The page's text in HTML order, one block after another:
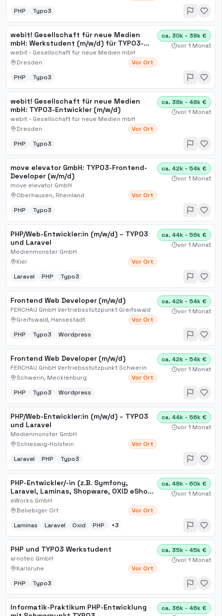
PHP Typo3
webit! Gesellschaft für neue Medien
mbH: Werkstudent (m/w/d) für TYPO3-
Entwicklung
webit - Gesellschaft für neue Medien mbH
Dresden
Vor Ort
ca. 30k - 38k €
vor 1 Monat
PHP Typo3
webit! Gesellschaft für neue Medien
mbH: TYPO3-Entwickler (m/w/d)
webit - Gesellschaft für neue Medien mbH
Dresden
Vor Ort
ca. 38k - 48k €
vor 1 Monat
PHP Typo3
move elevator GmbH: TYPO3-Frontend-
Developer (w/m/d)
move elevator GmbH
Oberhausen, Rheinland
Vor Ort
ca. 42k - 54k €
vor 1 Monat
PHP Typo3
PHP/Web-Entwickler:in (m/w/d) – TYPO3
und Laravel
Medienmonster GmbH
Kiel
Vor Ort
ca. 44k - 56k €
vor 1 Monat
Laravel PHP Typo3
Frontend Web Developer (m/w/d)
FERCHAU GmbH Vertriebsstützpunkt Greifswald
Greifswald, Hansestadt
Vor Ort
ca. 42k - 54k €
vor 1 Monat
PHP Typo3 Wordpress
Frontend Web Developer (m/w/d)
FERCHAU GmbH Vertriebsstützpunkt Schwerin
Schwerin, Mecklenburg
Vor Ort
ca. 42k - 54k €
vor 1 Monat
PHP Typo3 Wordpress
PHP/Web-Entwickler:in (m/w/d) – TYPO3
und Laravel
Medienmonster GmbH
Schleswig-Holstein
Vor Ort
ca. 44k - 56k €
vor 1 Monat
Laravel PHP Typo3
PHP-Entwickler/-in (z.B. Symfony,
Laravel, Laminas, Shopware, OXID eShop,
TYPO3)
eWorks GmbH
Beliebiger Ort
Vor Ort
ca. 48k - 60k €
vor 1 Monat
Laminas Laravel Oxid PHP +3
PHP und TYPO3 Werkstudent
arnotec GmbH
Karlsruhe
Vor Ort
ca. 35k - 45k €
vor 1 Monat
PHP Typo3
Informatik-Praktikum PHP-Entwicklung
ca. 36k - 46k €